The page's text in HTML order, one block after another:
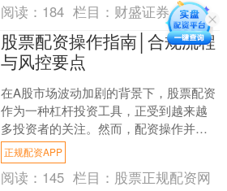
阅读： 184 栏目： 财盛证券
股票配资操作指南│合规流程
与风控要点
在A股市场波动加剧的背景下，股票配资
作为一种杠杆投资工具，正受到越来越
多投资者的关注。然而，配资操作并非
简单的资金放大，其背后涉及严格的合
规流程与风控要点。本文....
正规配资APP
阅读： 145 栏目： 股票正规配资网